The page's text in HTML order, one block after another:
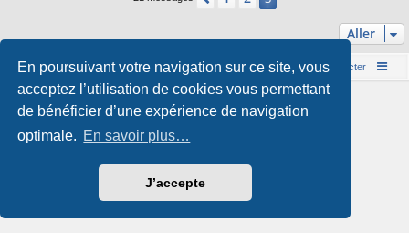
En poursuivant votre navigation sur ce site, vous
acceptez l’utilisation de cookies vous permettant
de bénéficier d’une expérience de navigation
optimale. En savoir plus…
J’accepte
Aller
Accueil du forum Nous contacter
Développé parphpBB® Forum Software © phpBB Limited
Style parArty - phpBB 3.3 par MrGaby
Traduction française officielle
Confidentialité